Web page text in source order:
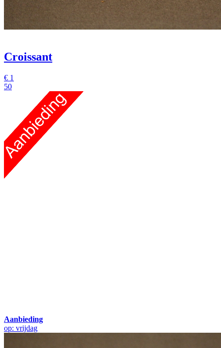
Croissant
€ 1
50
Aanbieding
op: vrijdag